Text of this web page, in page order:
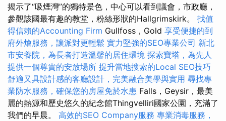
揭示了“吸煙灣”的獨特景色，中心可以看到議會，市政廳，
參觀該國最有趣的教堂，粉絲形狀的Hallgrimskirk。 找值
得信賴的Accounting Firm Gullfoss，Gold 享受便捷的到
府外燴服務，讓派對更輕鬆 實力堅強的SEO專業公司 新北
市安養院，為長者打造溫馨的居住環境 探索寶塔，為先人
提供一個尊貴的安放場所 提升當地搜索的Local SEO技巧
舒適又具設計感的客廳設計，完美融合美學與實用 尋找專
業防水服務，確保您的房屋免於水患 Falls，Geysir，最美
麗的熱源和歷史悠久的紀念館Thingvelliri國家公園，充滿了
我們的早晨。 高效的SEO Company服務 專業消毒服務，